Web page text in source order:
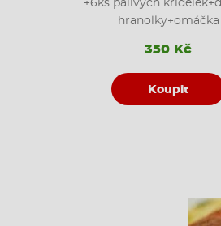
+6ks pálivých
hranolky+omáčka
350 Kč
Koupit